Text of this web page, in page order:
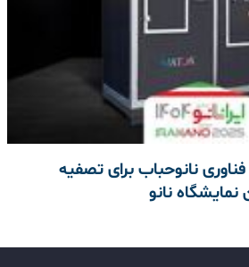
نانوحباب برای تصفیه
نانو